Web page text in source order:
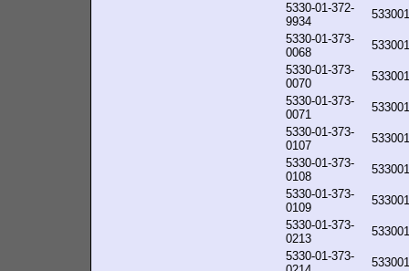
5330-01-372-
9934
5330-01-373-
0068
5330-01-373-
0070
5330-01-373-
0071
5330-01-373-
0107
5330-01-373-
0108
5330-01-373-
0109
5330-01-373-
0213
5330-01-373-